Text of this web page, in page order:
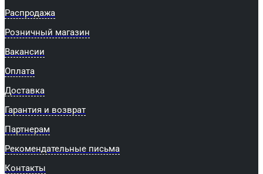
Распродажа
Розничный магазин
Вакансии
Оплата
Доставка
Гарантия и возврат
Партнерам
Рекомендательные письма
Контакты